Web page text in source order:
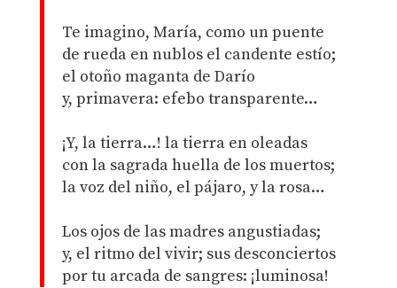
Te imagino, María, como un puente
de rueda en nublos el candente estío;
el otoño maganta de Darío
y, primavera: efebo transparente…
¡Y, la tierra…! la tierra en oleadas
con la sagrada huella de los muertos;
la voz del niño, el pájaro, y la rosa…
Los ojos de las madres angustiadas;
y, el ritmo del vivir; sus desconciertos
por tu arcada de sangres: ¡luminosa!